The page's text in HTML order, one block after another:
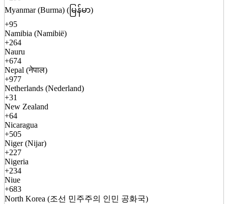
Myanmar (Burma) (မြန်မာ)
+95
Namibia (Namibië)
+264
Nauru
+674
Nepal (नेपाल)
+977
Netherlands (Nederland)
+31
New Zealand
+64
Nicaragua
+505
Niger (Nijar)
+227
Nigeria
+234
Niue
+683
North Korea (조선 민주주의 인민 공화국)